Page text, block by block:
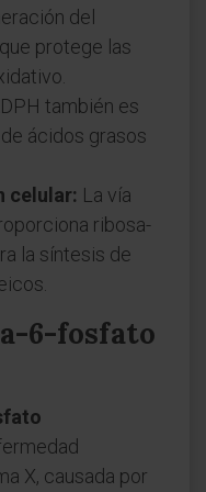
del
protege las
también es
ácidos grasos
celular: La vía
ribosa-
la síntesis de
6-fosfato
X, causada por